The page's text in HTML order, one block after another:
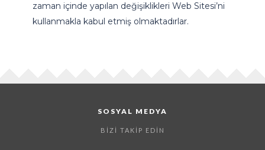
zaman içinde yapılan değişiklikleri Web Sitesi’ni
kullanmakla kabul etmiş olmaktadırlar.
SOSYAL MEDYA
BIZI TAKIP EDIN